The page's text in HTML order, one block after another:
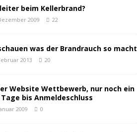
beim Kellerbrand?
2009 22
was der Brandrauch so macht
2013 20
Website Wettbewerb, nur noch ein
bis Anmeldeschluss
2009 0